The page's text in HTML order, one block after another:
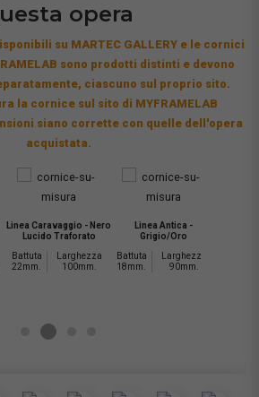
opera
su MARTEC GALLERY e le cornici
sono prodotti distinti e devono
ciascuno sul proprio sito.
la cornice sul sito di MYFRAMELAB
siano corrette con quelle dell'opera
acquistata.